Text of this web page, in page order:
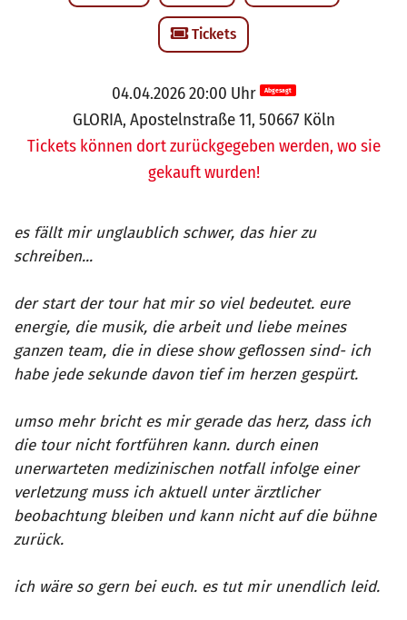
Tickets
04.04.2026 20:00 Uhr Abgesagt
GLORIA, Apostelnstraße 11, 50667 Köln
Tickets können dort zurückgegeben werden, wo sie
gekauft wurden!
es fällt mir unglaublich schwer, das hier zu
schreiben...
der start der tour hat mir so viel bedeutet. eure
energie, die musik, die arbeit und liebe meines
ganzen team, die in diese show geflossen sind- ich
habe jede sekunde davon tief im herzen gespürt.
umso mehr bricht es mir gerade das herz, dass ich
die tour nicht fortführen kann. durch einen
unerwarteten medizinischen notfall infolge einer
verletzung muss ich aktuell unter ärztlicher
beobachtung bleiben und kann nicht auf die bühne
zurück.
ich wäre so gern bei euch. es tut mir unendlich leid.